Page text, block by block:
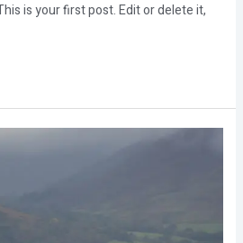
is your first post. Edit or delete it,